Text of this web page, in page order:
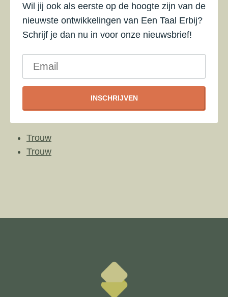
erkentelijk voor het gedachtegoed en de methode
Een Taal Erbij. We zijn trouw aan de ideeën bij de
ontwikkeling van de methode. Maar we blijven het
ook door ontwikkelen en uitdragen. Verder
koppelen we Een Taal Erbij steeds weer aan
recente ontwikkelingen op het gebied van
Trouw
Trouw
Wil jij ook als eerste op de hoogte zijn van de
nieuwste ontwikkelingen van Een Taal Erbij?
Schrijf je dan nu in voor onze nieuwsbrief!
INSCHRIJVEN